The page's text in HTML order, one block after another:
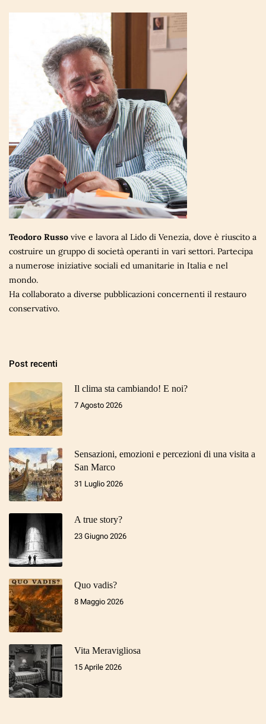
Teodoro Russo vive e lavora al Lido di Venezia, dove è riuscito a
costruire un gruppo di società operanti in vari settori. Partecipa
a numerose iniziative sociali ed umanitarie in Italia e nel
mondo.
Ha collaborato a diverse pubblicazioni concernenti il restauro
conservativo.
Post recenti
Il clima sta cambiando! E noi?
7 Agosto 2026
Sensazioni, emozioni e percezioni di una visita a
San Marco
31 Luglio 2026
A true story?
23 Giugno 2026
Quo vadis?
8 Maggio 2026
Vita Meravigliosa
15 Aprile 2026